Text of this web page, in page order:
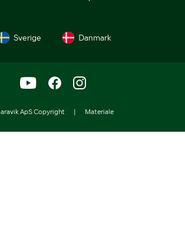
Sverige Danmark
ApS Copyright | Materiale